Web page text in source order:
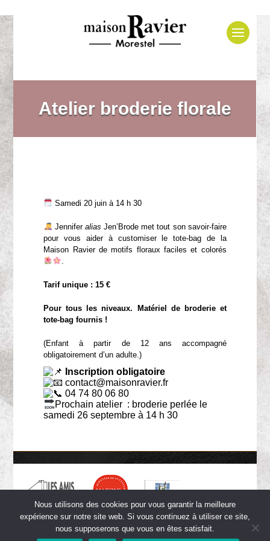
Atelier broderie florale
Samedi 20 juin à 14 h 30
Jenniferalias Jen’Brode met tout son savoir-faire
pour vous aider à customiser le tote-bag de la
Maison Ravier de motifs floraux faciles et colorés
.
Tarif unique : 15 €
Pour tous les niveaux. Matériel de broderie et
tote-bag fournis !
(Enfant à partir de 12 ans accompagné
obligatoirement d’un adulte.)
Inscription obligatoire
contact@maisonravier.fr
04 74 80 06 80
Prochain atelier : broderie perlée le
samedi 26 septembre à 14 h 30
Nous utilisons des cookies pour vous garantir la meilleure
expérience sur notre site web. Si vous continuez à utiliser ce site,
nous supposerons que vous en êtes satisfait.